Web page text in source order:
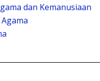
dan Kemanusiaan